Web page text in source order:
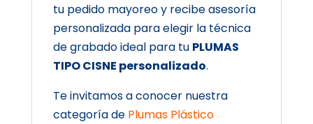
tu pedido mayoreo y recibe asesoría
personalizada para elegir la técnica
de grabado ideal para tu PLUMAS
TIPO CISNE personalizado.
Te invitamos a conocer nuestra
categoría de Plumas Plástico